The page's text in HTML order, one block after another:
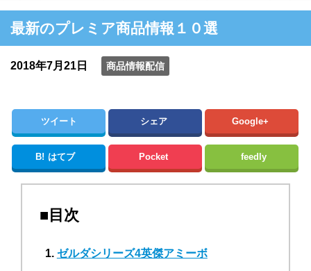
最新のプレミア商品情報１０選
2018年7月21日 商品情報配信
ツイート シェア Google+
B! はてブ Pocket feedly
■目次
ゼルダシリーズ4英傑アミーボ